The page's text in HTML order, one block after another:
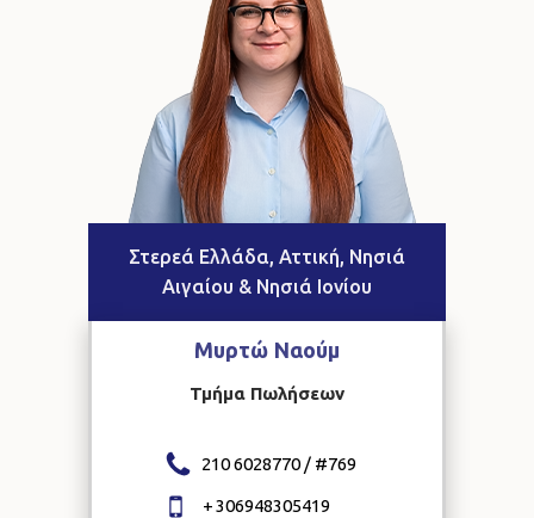
Στερεά Ελλάδα, Αττική, Νησιά
Αιγαίου & Νησιά Ιονίου
Μυρτώ Ναούμ
Τμήμα Πωλήσεων
210 6028770 / #769
+306948305419